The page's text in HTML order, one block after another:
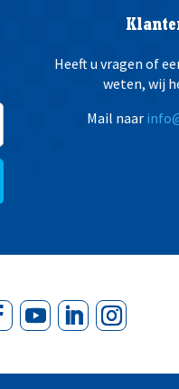
Heeft u vragen of
weten, wij
Mail naar